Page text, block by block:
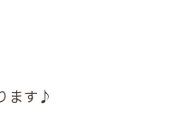
ます♪